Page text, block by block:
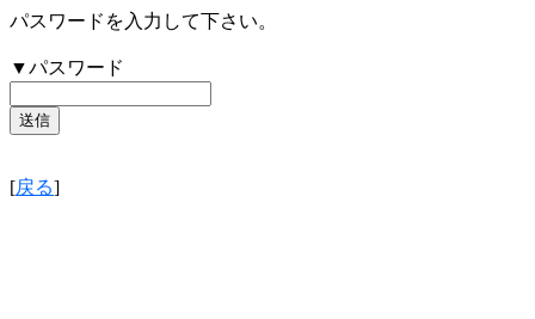
パスワードを入力して下さい。
▼パスワード
[戻る]